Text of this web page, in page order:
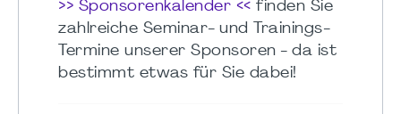
>> Sponsorenkalender << finden Sie
zahlreiche Seminar- und Trainings-
Termine unserer Sponsoren - da ist
bestimmt etwas für Sie dabei!